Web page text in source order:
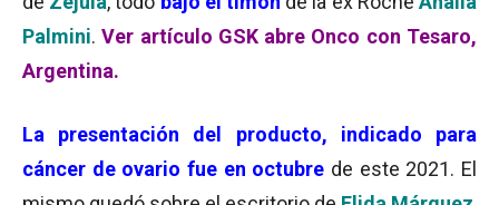
Palmini.Ver artículo GSK abre Onco con Tesaro,
Argentina.
La presentación del producto, indicado para
cáncer de ovario fue en octubre de este 2021. El